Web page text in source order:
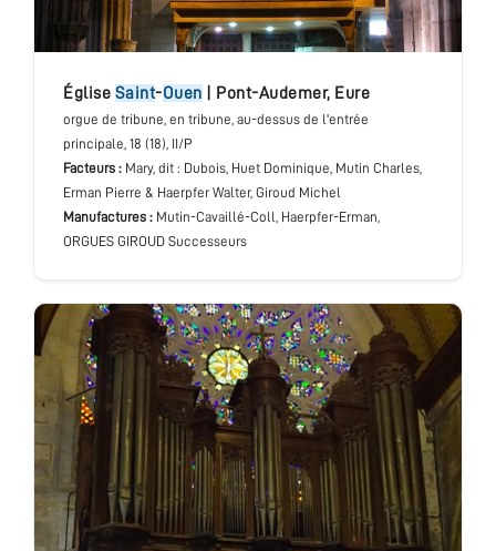
église Saint-Ouen Pont-Audemer, Eure
orgue de tribune, en tribune, au-dessus de l'entrée
principale, 18 (18), II/P
Facteurs : Mary, dit : Dubois, Huet Dominique, Mutin Charles,
Erman Pierre & Haerpfer Walter, Giroud Michel
Manufactures : Mutin-Cavaillé-Coll, Haerpfer-Erman,
ORGUES GIROUD Successeurs